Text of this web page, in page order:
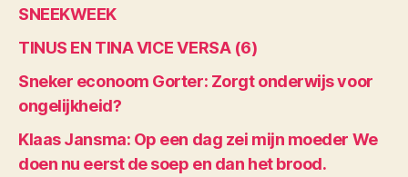
SNEEKWEEK
TINUS EN TINA VICE VERSA (6)
Sneker econoom Gorter: Zorgt onderwijs voor
ongelijkheid?
Klaas Jansma: Op een dag zei mijn moeder We
doen nu eerst de soep en dan het brood.